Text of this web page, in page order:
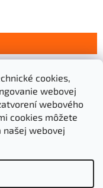
cookies,
webovej
webového
cookies môžete
webovej